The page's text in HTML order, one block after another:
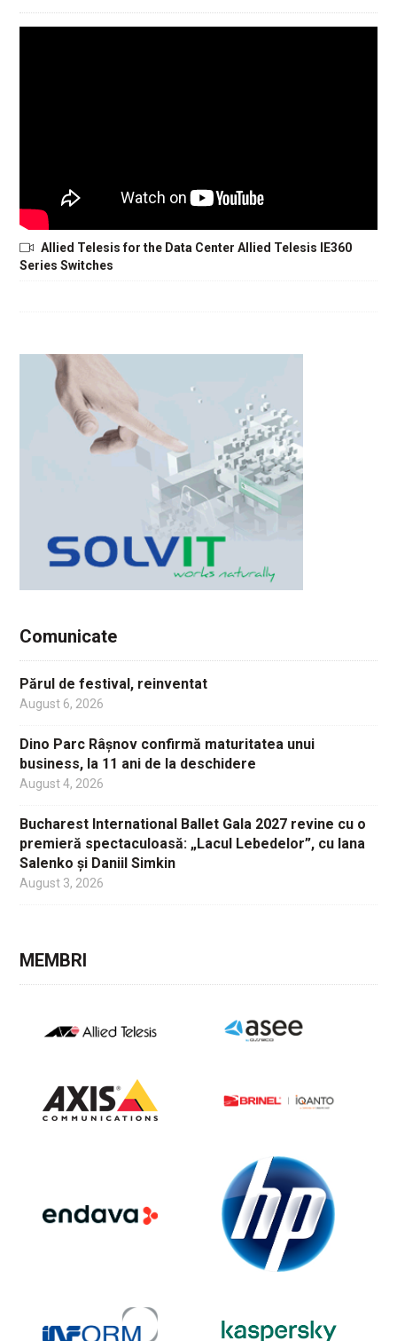
Allied Telesis for the Data Center Allied Telesis IE360
Series Switches
Comunicate
Părul de festival, reinventat
August 6, 2026
Dino Parc Râșnov confirmă maturitatea unui
business, la 11 ani de la deschidere
August 4, 2026
Bucharest International Ballet Gala 2027 revine cu o
premieră spectaculoasă: „Lacul Lebedelor”, cu Iana
Salenko și Daniil Simkin
August 3, 2026
MEMBRI